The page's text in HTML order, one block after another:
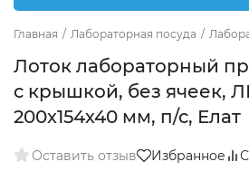
Главная / Лабораторная посуда /
Лоток лабораторный
с крышкой, без ячеек,
200х154х40 мм, п/с, Елат
Оставить отзыв Избранное